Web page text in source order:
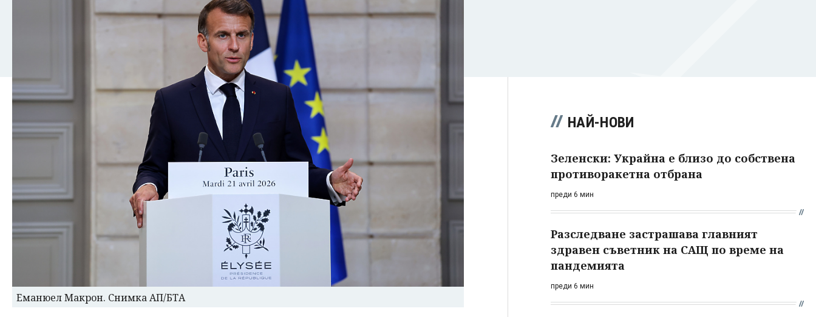
Еманюел Макрон. Снимка АП/БТА
НАЙ-НОВИ
Зеленски: Украйна е близо до собствена
противоракетна отбрана
преди 6 мин
Разследване застрашава главният
здравен съветник на САЩ по време на
пандемията
преди 6 мин